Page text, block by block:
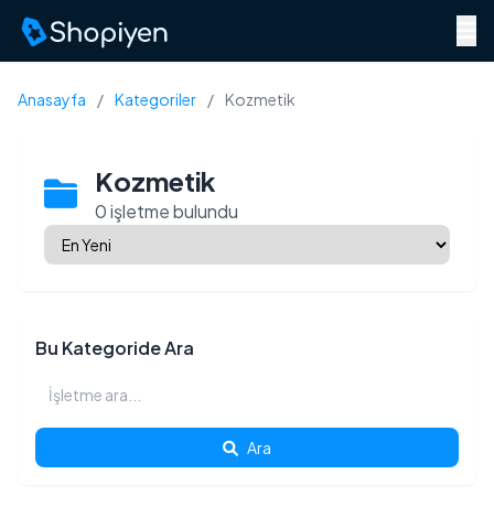
Anasayfa / Kategoriler / Kozmetik
Kozmetik
0 işletme bulundu
Bu Kategoride Ara
Ara